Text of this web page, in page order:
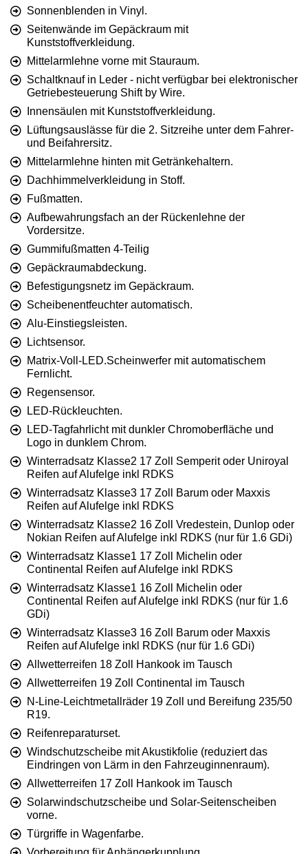
Sonnenblenden in Vinyl.
Seitenwände im Gepäckraum mit
Kunststoffverkleidung.
Mittelarmlehne vorne mit Stauraum.
Schaltknauf in Leder - nicht verfügbar bei elektronischer
Getriebesteuerung Shift by Wire.
Innensäulen mit Kunststoffverkleidung.
Lüftungsauslässe für die 2. Sitzreihe unter dem Fahrer-
und Beifahrersitz.
Mittelarmlehne hinten mit Getränkehaltern.
Dachhimmelverkleidung in Stoff.
Fußmatten.
Aufbewahrungsfach an der Rückenlehne der
Vordersitze.
Gummifußmatten 4-Teilig
Gepäckraumabdeckung.
Befestigungsnetz im Gepäckraum.
Scheibenentfeuchter automatisch.
Alu-Einstiegsleisten.
Lichtsensor.
Matrix-Voll-LED.Scheinwerfer mit automatischem
Fernlicht.
Regensensor.
LED-Rückleuchten.
LED-Tagfahrlicht mit dunkler Chromoberfläche und
Logo in dunklem Chrom.
Winterradsatz Klasse2 17 Zoll Semperit oder Uniroyal
Reifen auf Alufelge inkl RDKS
Winterradsatz Klasse3 17 Zoll Barum oder Maxxis
Reifen auf Alufelge inkl RDKS
Winterradsatz Klasse2 16 Zoll Vredestein, Dunlop oder
Nokian Reifen auf Alufelge inkl RDKS (nur für 1.6 GDi)
Winterradsatz Klasse1 17 Zoll Michelin oder
Continental Reifen auf Alufelge inkl RDKS
Winterradsatz Klasse1 16 Zoll Michelin oder
Continental Reifen auf Alufelge inkl RDKS (nur für 1.6
GDi)
Winterradsatz Klasse3 16 Zoll Barum oder Maxxis
Reifen auf Alufelge inkl RDKS (nur für 1.6 GDi)
Allwetterreifen 18 Zoll Hankook im Tausch
Allwetterreifen 19 Zoll Continental im Tausch
N-Line-Leichtmetallräder 19 Zoll und Bereifung 235/50
R19.
Reifenreparaturset.
Windschutzscheibe mit Akustikfolie (reduziert das
Eindringen von Lärm in den Fahrzeuginnenraum).
Allwetterreifen 17 Zoll Hankook im Tausch
Solarwindschutzscheibe und Solar-Seitenscheiben
vorne.
Türgriffe in Wagenfarbe.